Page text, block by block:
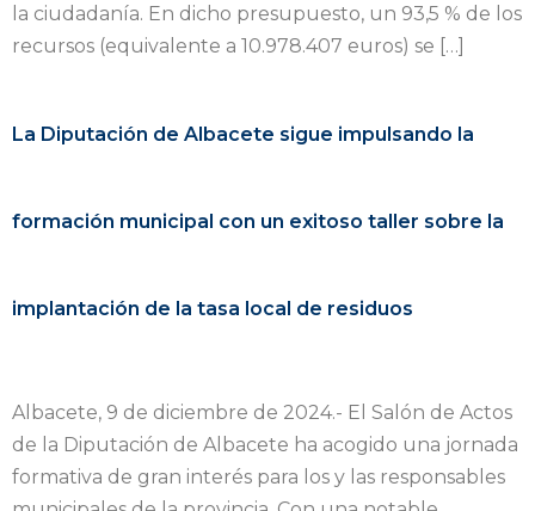
la ciudadanía. En dicho presupuesto, un 93,5 % de los
recursos (equivalente a 10.978.407 euros) se […]
La Diputación de Albacete sigue impulsando la
formación municipal con un exitoso taller sobre la
implantación de la tasa local de residuos
Albacete, 9 de diciembre de 2024.- El Salón de Actos
de la Diputación de Albacete ha acogido una jornada
formativa de gran interés para los y las responsables